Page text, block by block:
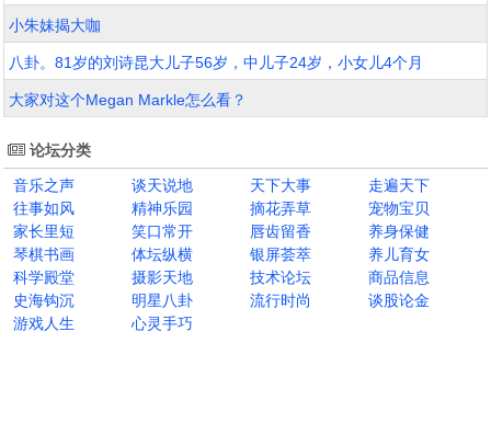
小朱妹揭大咖
八卦。81岁的刘诗昆大儿子56岁，中儿子24岁，小女儿4个月
大家对这个Megan Markle怎么看？
论坛分类
音乐之声
谈天说地 天下大事
走遍天下
往事如风
精神乐园 摘花弄草
宠物宝贝
家长里短
笑口常开 唇齿留香
养身保健
琴棋书画
体坛纵横 银屏荟萃
养儿育女
科学殿堂
摄影天地 技术论坛
商品信息
史海钩沉
明星八卦 流行时尚
谈股论金
游戏人生
心灵手巧